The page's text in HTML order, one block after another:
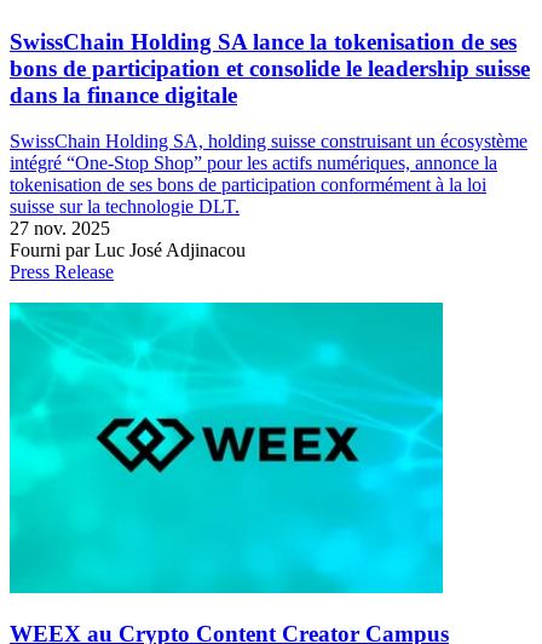
SwissChain Holding SA lance la tokenisation de ses
bons de participation et consolide le leadership suisse
dans la finance digitale
SwissChain Holding SA, holding suisse construisant un écosystème
intégré “One-Stop Shop” pour les actifs numériques, annonce la
tokenisation de ses bons de participation conformément à la loi
suisse sur la technologie DLT.
27 nov. 2025
Fourni par Luc José Adjinacou
Press Release
WEEX au Crypto Content Creator Campus